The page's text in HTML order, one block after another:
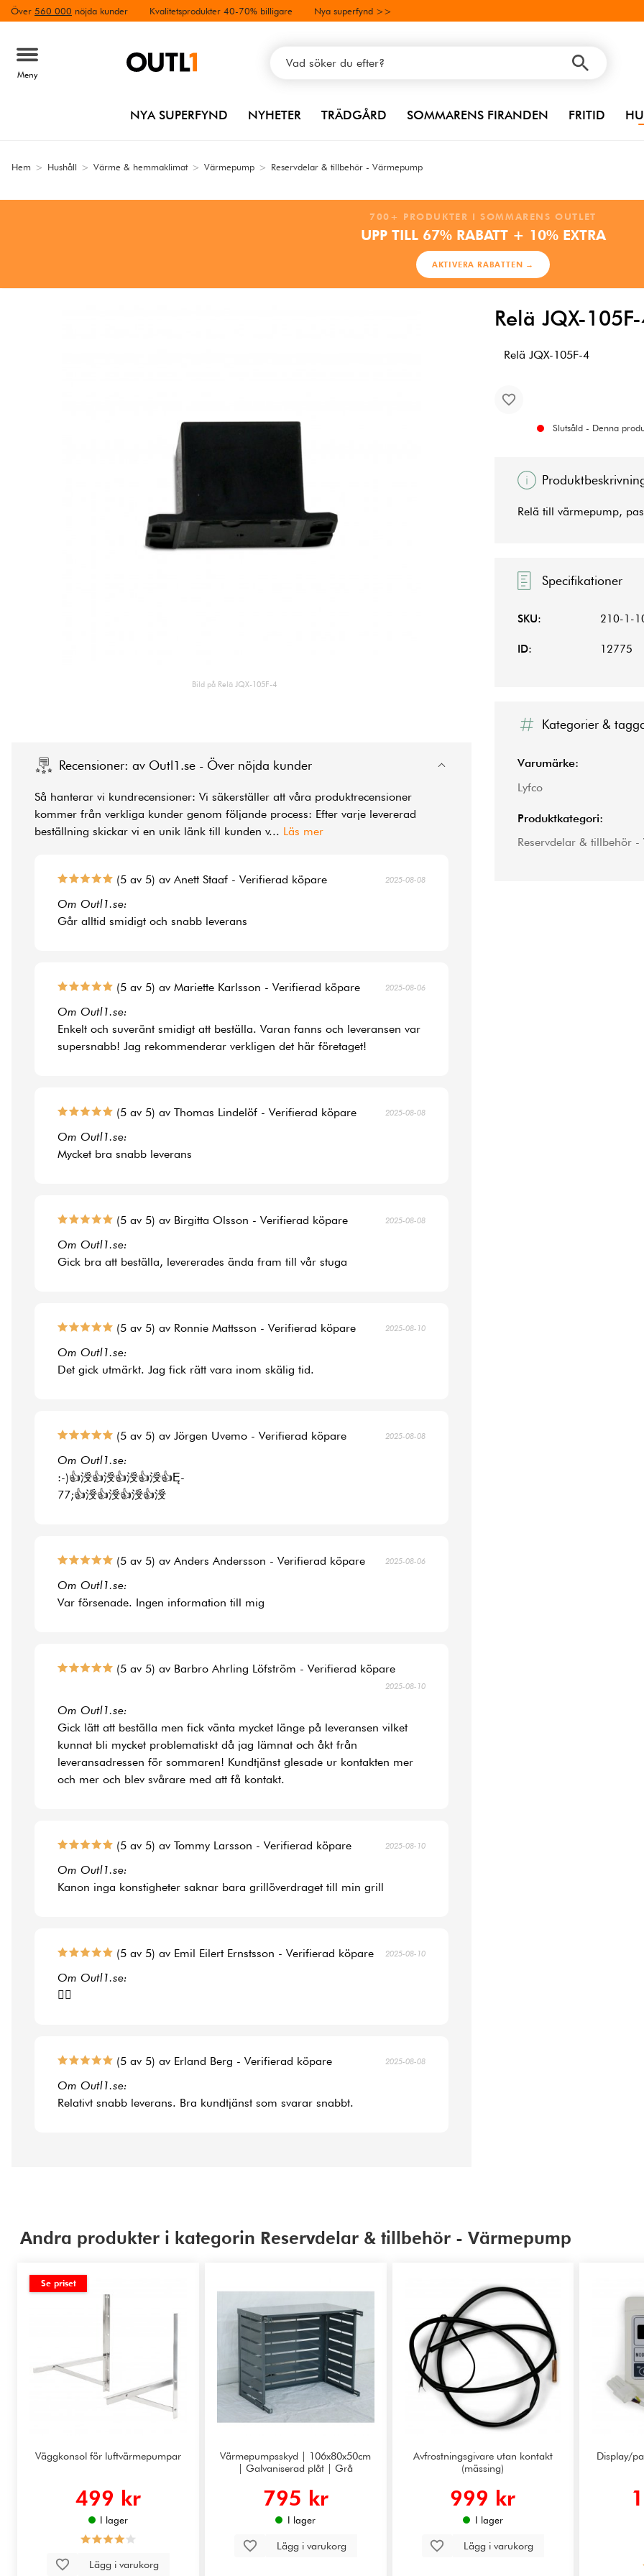
Över 560 000 nöjda kunder Kvalitetsprodukter 40-70% billigare Nya superfynd >>
Meny
NYA SUPERFYND NYHETER TRÄDGÅRD SOMMARENS FIRANDEN FRITID
Hem > Hushåll > Värme & hemmaklimat > Värmepump > Reservdelar & tillbehör - Värmepump
700+ PRODUKTER I SOMMARENS OUTLET
UPP TILL 67% RABATT + 10% EXTRA
AKTIVERA RABATTEN →
Relä JQX-
Bild på Relä JQX-105F-4
Relä JQX-105F-4
Slutsåld - Denna
Relä till värmepump,
Specifikationer
SKU: 210-1-
ID: 12775
Kategorier &
Varumärke:
Lyfco
Produktkategori:
Reservdelar & tillbehör
Recensioner: av Outl1.se - Över nöjda kunder
Så hanterar vi kundrecensioner: Vi säkerställer att våra produktrecensioner
kommer från verkliga kunder genom följande process: Efter varje levererad
beställning skickar vi en unik länk till kunden v... Läs mer
(5 av 5) av Anett Staaf - Verifierad köpare 2025-08-08
Om Outl1.se:
Går alltid smidigt och snabb leverans
(5 av 5) av Mariette Karlsson - Verifierad köpare 2025-08-06
Om Outl1.se:
Enkelt och suveränt smidigt att beställa. Varan fanns och leveransen var
supersnabb! Jag rekommenderar verkligen det här företaget!
(5 av 5) av Thomas Lindelöf - Verifierad köpare 2025-08-08
Om Outl1.se:
Mycket bra snabb leverans
(5 av 5) av Birgitta Olsson - Verifierad köpare 2025-08-08
Om Outl1.se:
Gick bra att beställa, levererades ända fram till vår stuga
(5 av 5) av Ronnie Mattsson - Verifierad köpare 2025-08-10
Om Outl1.se:
Det gick utmärkt. Jag fick rätt vara inom skälig tid.
(5 av 5) av Jörgen Uvemo - Verifierad köpare 2025-08-08
Om Outl1.se:
:-)👍涭👍涭👍涭👍涭👍Ę-
77;👍涭👍涭👍涭👍涭
(5 av 5) av Anders Andersson - Verifierad köpare 2025-08-06
Om Outl1.se:
Var försenade. Ingen information till mig
(5 av 5) av Barbro Ahrling Löfström - Verifierad köpare
2025-08-10
Om Outl1.se:
Gick lätt att beställa men fick vänta mycket länge på leveransen vilket
kunnat bli mycket problematiskt då jag lämnat och åkt från
leveransadressen för sommaren! Kundtjänst glesade ur kontakten mer
och mer och blev svårare med att få kontakt.
(5 av 5) av Tommy Larsson - Verifierad köpare 2025-08-10
Om Outl1.se:
Kanon inga konstigheter saknar bara grillöverdraget till min grill
(5 av 5) av Emil Eilert Ernstsson - Verifierad köpare 2025-08-10
Om Outl1.se:
👍🏻
(5 av 5) av Erland Berg - Verifierad köpare 2025-08-08
Om Outl1.se:
Relativt snabb leverans. Bra kundtjänst som svarar snabbt.
Andra produkter i kategorin Reservdelar & tillbehör - Värmepump
Se priset
Väggkonsol för luftvärmepumpar
499 kr
I lager
Lägg i varukorg
Värmepumpsskyd | 106x80x50cm
| Galvaniserad plåt | Grå
795 kr
I lager
Lägg i varukorg
Avfrostningsgivare utan kontakt
(mässing)
999 kr
I lager
Lägg i varukorg
Display/